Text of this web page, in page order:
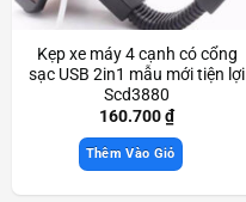
Kẹp xe máy 4 cạnh có cổng
sạc USB 2in1 mẫu mới tiện lợi
Scd3880
160.700₫
Thêm Vào Giỏ